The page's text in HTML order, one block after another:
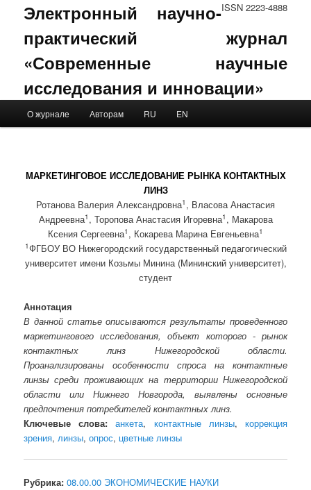
ISSN 2223-4888
Электронный научно-
практический журнал
«Современные научные
исследования и инновации»
Skip to primary content
Skip to secondary content
О журнале Авторам RU EN
МАРКЕТИНГОВОЕ ИССЛЕДОВАНИЕ РЫНКА КОНТАКТНЫХ
ЛИНЗ
Ротанова Валерия Александровна1 , Власова Анастасия
Андреевна1 , Торопова Анастасия Игоревна1 , Макарова
Ксения Сергеевна1 , Кокарева Марина Евгеньевна1
1ФГБОУ ВО Нижегородский государственный педагогический
университет имени Козьмы Минина (Мининский университет),
студент
Аннотация
В данной статье описываются результаты проведенного
маркетингового исследования, объект которого - рынок
контактных линз Нижегородской области.
Проанализированы особенности спроса на контактные
линзы среди проживающих на территории Нижегородской
области или Нижнего Новгорода, выявлены основные
предпочтения потребителей контактных линз.
Ключевые слова:
анкета, контактные линзы, коррекция
зрения,линзы,опрос, цветные линзы
Рубрика: 08.00.00 ЭКОНОМИЧЕСКИЕ НАУКИ